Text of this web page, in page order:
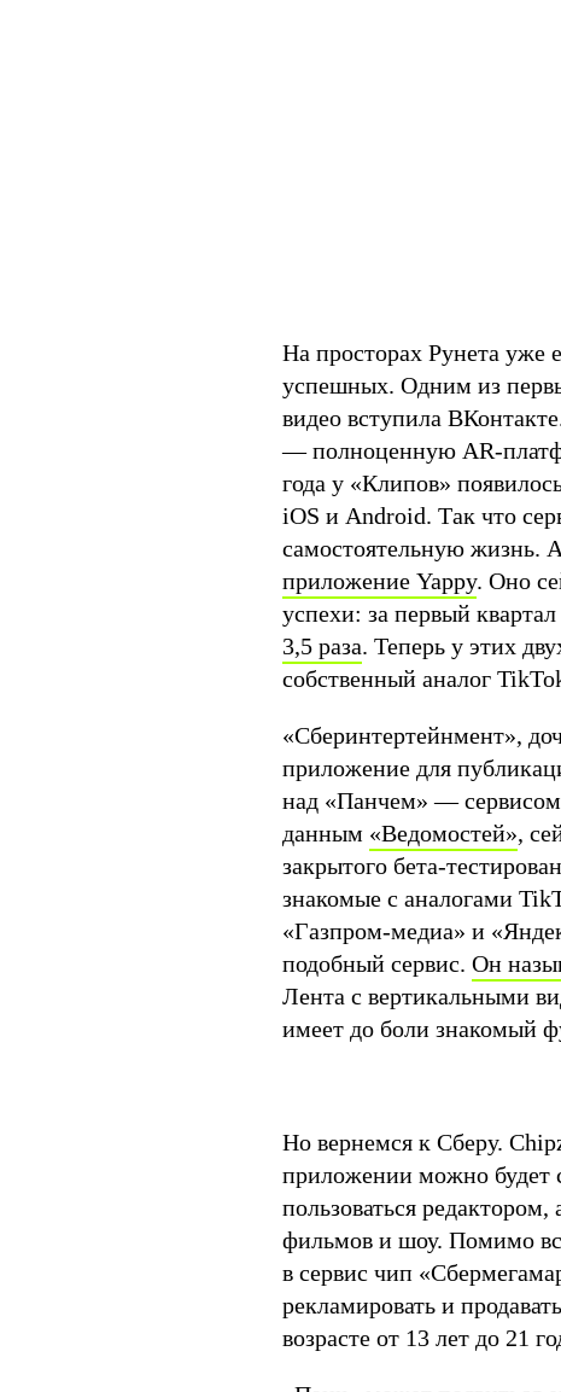
На просторах Рунета уже
успешных. Одним из
видео вступила
— полноценную AR-
года у «Клипов»
iOS и Android. Так что
самостоятельную жизнь.
приложение Yappy. Оно
успехи: за первый
3,5 раза. Теперь у этих
собственный аналог
«Сберинтертейнмент»,
приложение для
над «Панчем» —
данным «Ведомостей»,
закрытого бета-
знакомые с аналогами
«Газпром-медиа» и
подобный сервис. Он
Лента с вертикальными
имеет до боли знакомый
Но вернемся к Сберу.
приложении можно будет
пользоваться
фильмов и шоу. Помимо
в сервис чип
рекламировать и
возрасте от 13 лет до 21